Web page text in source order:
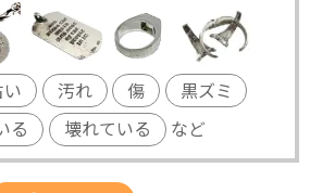
汚れ 傷
黒ズミ
る
壊れている など